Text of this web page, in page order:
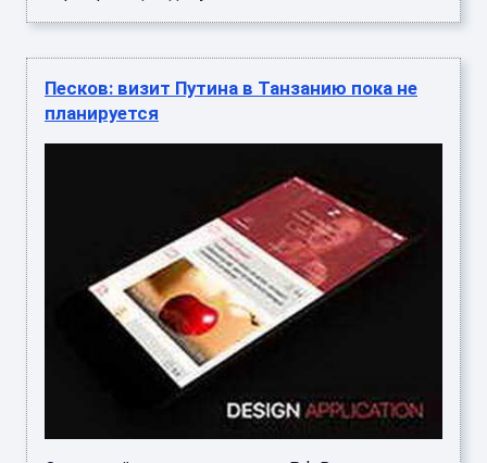
Песков: визит Путина в Танзанию пока не
планируется